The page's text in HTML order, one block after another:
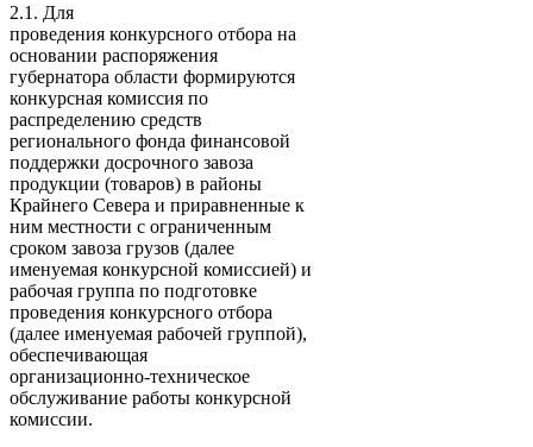
2.1. Для
проведения конкурсного отбора на
основании распоряжения
губернатора области формируются
конкурсная комиссия по
распределению средств
регионального фонда финансовой
поддержки досрочного завоза
продукции (товаров) в районы
Крайнего Севера и приравненные к
ним местности с ограниченным
сроком завоза грузов (далее
именуемая конкурсной комиссией) и
рабочая группа по подготовке
проведения конкурсного отбора
(далее именуемая рабочей группой),
обеспечивающая
организационно-техническое
обслуживание работы конкурсной
комиссии.